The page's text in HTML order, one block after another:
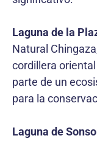
Laguna de la
Natural
cordillera
parte de un
para la
Laguna de